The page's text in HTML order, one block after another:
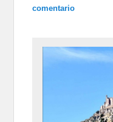
comentario